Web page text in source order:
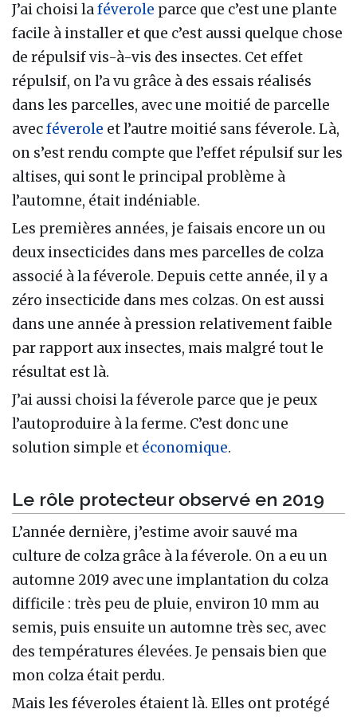
J’ai choisi laféverole parce que c’est une plante
facile à installer et que c’est aussi quelque chose
de répulsif vis-à-vis des insectes. Cet effet
répulsif, on l’a vu grâce à des essais réalisés
dans les parcelles, avec une moitié de parcelle
avecféverole et l’autre moitié sans féverole. Là,
on s’est rendu compte que l’effet répulsif sur les
altises, qui sont le principal problème à
l’automne, était indéniable.
Les premières années, je faisais encore un ou
deux insecticides dans mes parcelles de colza
associé à la féverole. Depuis cette année, il y a
zéro insecticide dans mes colzas. On est aussi
dans une année à pression relativement faible
par rapport aux insectes, mais malgré tout le
résultat est là.
J’ai aussi choisi la féverole parce que je peux
l’autoproduire à la ferme. C’est donc une
solution simple et économique.
Le rôle protecteur observé en 2019
L’année dernière, j’estime avoir sauvé ma
culture de colza grâce à la féverole. On a eu un
automne 2019 avec une implantation du colza
difficile : très peu de pluie, environ 10 mm au
semis, puis ensuite un automne très sec, avec
des températures élevées. Je pensais bien que
mon colza était perdu.
Mais les féveroles étaient là. Elles ont protégé